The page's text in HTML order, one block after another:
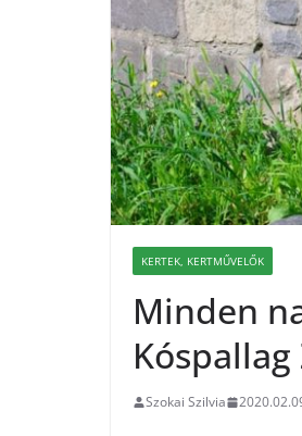
KERTEK, KERTMŰVELŐK
Minden
Kóspallag
Szokai Szilvia